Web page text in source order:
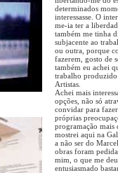
determinados
interessasse. O
me-ia ter a
também me tinha
subjacente ao
ou outra, porque
fazerem, gosto de
também eu achei
trabalho produzido
Artistas.
Achei mais
opções, não só
convidar para
próprias
programação mais
mostrei aqui na
a não ser do
obras foram
mim, o que me
entusiasmado